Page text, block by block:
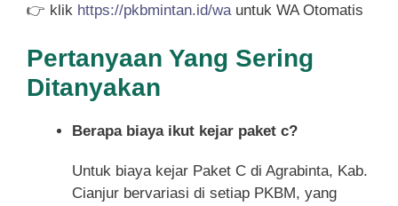
👉 klik https://pkbmintan.id/wa untuk WA Otomatis
Pertanyaan Yang Sering
Ditanyakan
Berapa biaya ikut kejar paket c?
Untuk biaya kejar Paket C di Agrabinta, Kab.
Cianjur bervariasi di setiap PKBM, yang